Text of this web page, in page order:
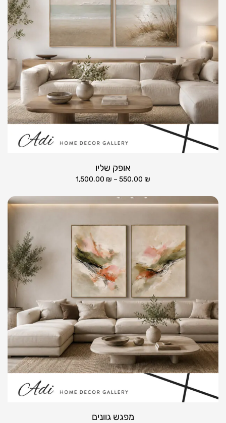
אופק שליו
550.00 ₪
–
1,500.00 ₪
מפגש גוונים